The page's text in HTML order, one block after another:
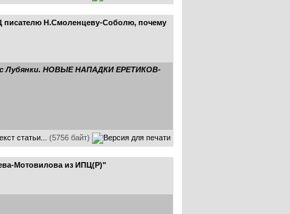
писателю Н.Смоленцеву-Соболю, почему
с Лубянки. НОВЫЕ НАПАДКИ ЕРЕТИКОВ-
статьи... (5756 байт)
Мотовилова из ИПЦ(Р)"